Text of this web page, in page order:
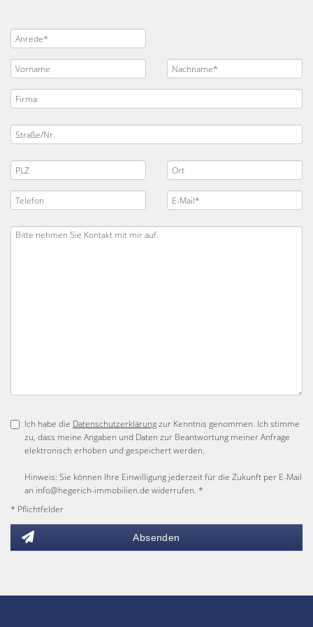
Ich habe die Datenschutzerklärungzur Kenntnis genommen. Ich stimme
zu, dass meine Angaben und Daten zur Beantwortung meiner Anfrage
elektronisch erhoben und gespeichert werden.
Hinweis: Sie können Ihre Einwilligung jederzeit für die Zukunft per E-Mail
an info@hegerich-immobilien.de widerrufen. *
* Pflichtfelder
Absenden